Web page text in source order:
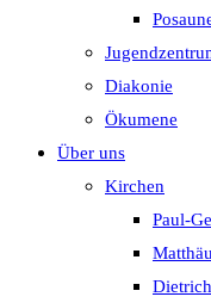
Diakonie
Ökumene
Über uns
Kirchen
Paul-